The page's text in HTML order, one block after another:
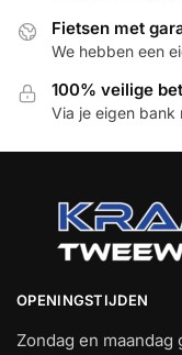
Fietsen met
We hebben een
100% veilige
Via je eigen bank
OPENINGSTIJDEN
Zondag en maandag